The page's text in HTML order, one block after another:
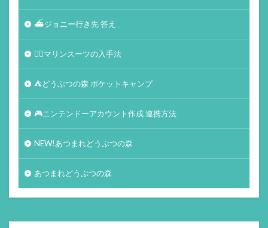
⛴ジョニー行き先 答え
🏄‍♀️マリンスーツの入手法
⛺どうぶつの森 ポケットキャンプ
🎮ニンテンドーアカウント作成 連携方法
NEW!あつまれどうぶつの森
あつまれどうぶつの森